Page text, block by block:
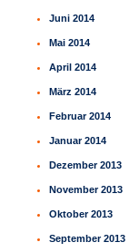
Juni 2014
Mai 2014
April 2014
März 2014
Februar 2014
Januar 2014
Dezember 2013
November 2013
Oktober 2013
September 2013